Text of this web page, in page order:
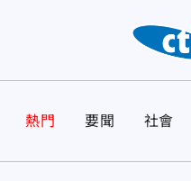
熱門 要聞 社會